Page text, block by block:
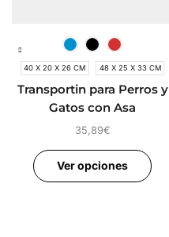
40 X 20 X 26 CM 48 X 25 X 33 CM
Transportin para Perros y
Gatos con Asa
35,89€
Ver opciones